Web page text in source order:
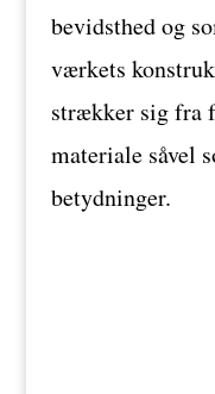
bevidsthed og
værkets
strækker sig fra
materiale såvel
betydninger.